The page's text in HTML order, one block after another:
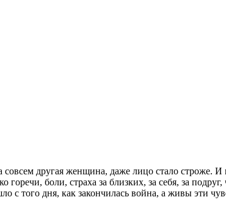
другая женщина, даже лицо стало строже. И
горечи, боли, страха за близких, за себя, за
с того дня, как закончилась война, а живы эти